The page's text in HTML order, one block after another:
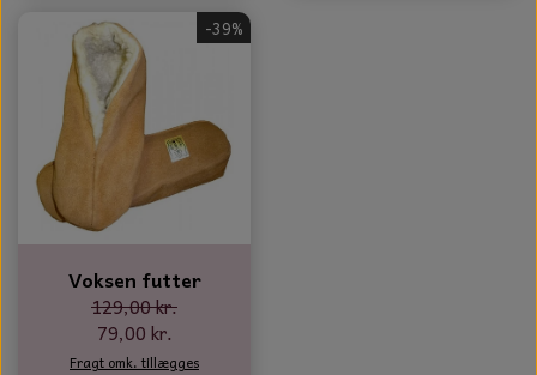
HAMAM HÅNDKLÆDER
HAVE PYNT
DUFTLYS
NOTES OG GÆSTEBØGER
CANDLE HOUSES
GLAS DECOR
-39%
Voksen futter
129,00 kr.
79,00 kr.
Fragt omk. tillægges